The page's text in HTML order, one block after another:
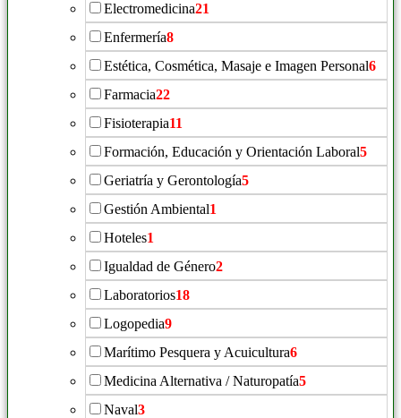
Electromedicina21
Enfermería8
Estética, Cosmética, Masaje e Imagen Personal6
Farmacia22
Fisioterapia11
Formación, Educación y Orientación Laboral5
Geriatría y Gerontología5
Gestión Ambiental1
Hoteles1
Igualdad de Género2
Laboratorios18
Logopedia9
Marítimo Pesquera y Acuicultura6
Medicina Alternativa / Naturopatía5
Naval3